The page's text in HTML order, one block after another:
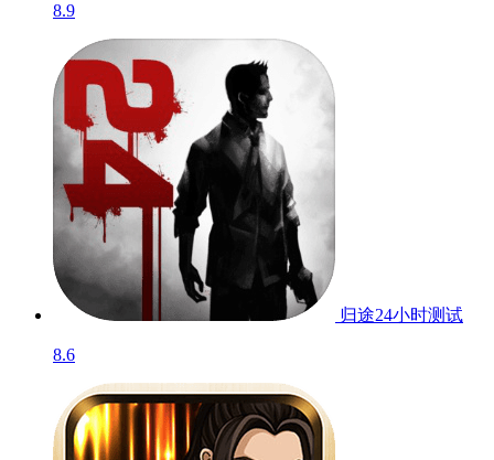
8.9
归途24小时测试
8.6